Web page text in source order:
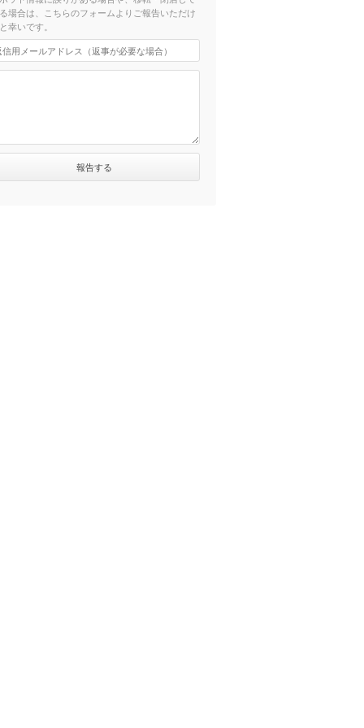
場合は、こちらのフォームよりご報告いただけ
幸いです。